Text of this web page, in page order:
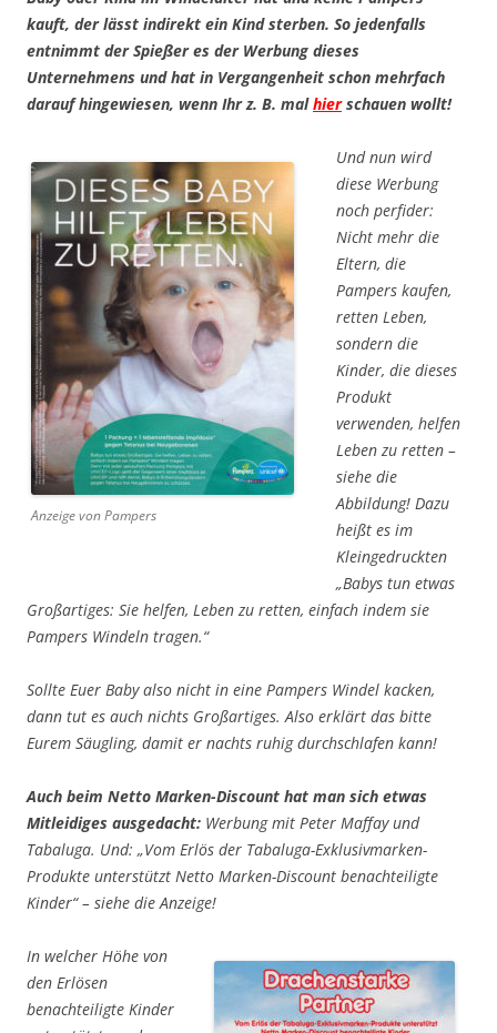
kauft, der lässt indirekt ein Kind sterben. So jedenfalls
entnimmt der Spießer es der Werbung dieses
Unternehmens und hat in Vergangenheit schon mehrfach
darauf hingewiesen, wenn Ihr z. B. malhierschauen wollt!
Anzeige von Pampers
Und nun wird
diese Werbung
noch perfider:
Nicht mehr die
Eltern, die
Pampers kaufen,
retten Leben,
sondern die
Kinder, die dieses
Produkt
verwenden, helfen
Leben zu retten –
siehe die
Abbildung! Dazu
heißt es im
Kleingedruckten
„Babys tun etwas
Großartiges: Sie helfen, Leben zu retten, einfach indem sie
Pampers Windeln tragen.“
Sollte Euer Baby also nicht in eine Pampers Windel kacken,
dann tut es auch nichts Großartiges. Also erklärt das bitte
Eurem Säugling, damit er nachts ruhig durchschlafen kann!
Auch beim Netto Marken-Discount hat man sich etwas
Mitleidiges ausgedacht: Werbung mit Peter Maffay und
Tabaluga. Und: „Vom Erlös der Tabaluga-Exklusivmarken-
Produkte unterstützt Netto Marken-Discount benachteiligte
Kinder“– siehe die Anzeige!
In welcher Höhe von
den Erlösen
benachteiligte Kinder